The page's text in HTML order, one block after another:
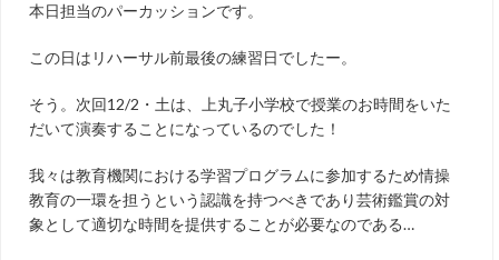
本日担当のパーカッションです。
この日はリハーサル前最後の練習日でしたー。
そう。次回12/2・土は、上丸子小学校で授業のお時間をいた
だいて演奏することになっているのでした！
我々は教育機関における学習プログラムに参加するため情操
教育の一環を担うという認識を持つべきであり芸術鑑賞の対
象として適切な時間を提供することが必要なのである…